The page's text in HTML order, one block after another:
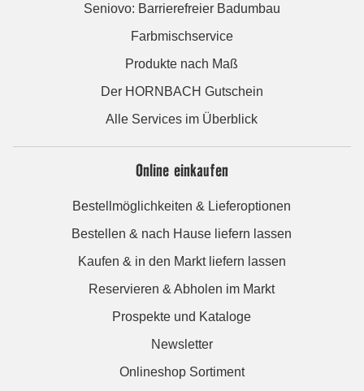
Seniovo: Barrierefreier Badumbau
Farbmischservice
Produkte nach Maß
Der HORNBACH Gutschein
Alle Services im Überblick
Online einkaufen
Bestellmöglichkeiten & Lieferoptionen
Bestellen & nach Hause liefern lassen
Kaufen & in den Markt liefern lassen
Reservieren & Abholen im Markt
Prospekte und Kataloge
Newsletter
Onlineshop Sortiment